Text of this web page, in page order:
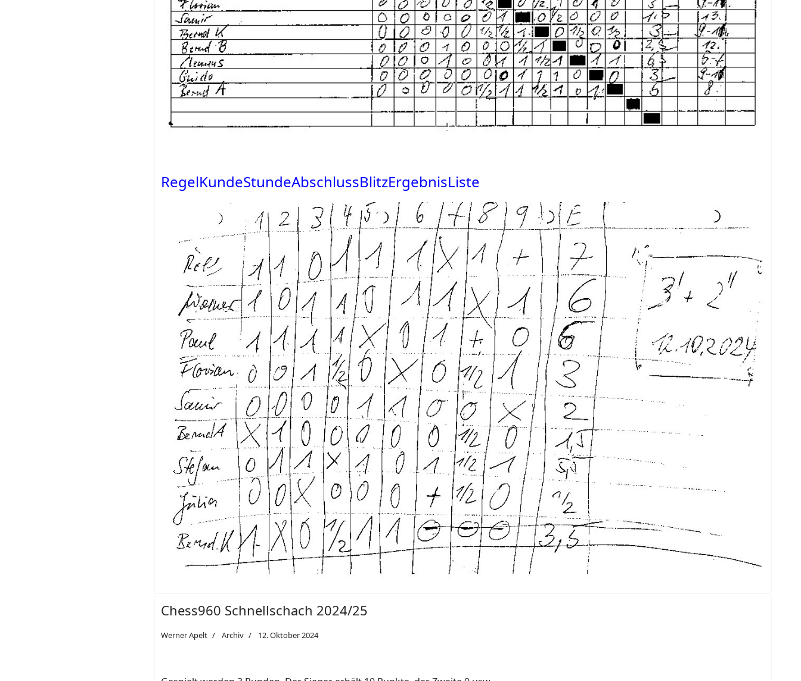
RegelKundeStundeAbschlussBlitzErgebnisListe
Chess960 Schnellschach 2024/25
Werner Apelt Archiv 12. Oktober 2024